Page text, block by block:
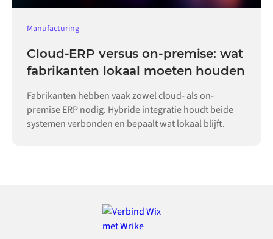
Manufacturing
Cloud-ERP versus on-premise: wat
fabrikanten lokaal moeten houden
Fabrikanten hebben vaak zowel cloud- als on-
premise ERP nodig. Hybride integratie houdt beide
systemen verbonden en bepaalt wat lokaal blijft.